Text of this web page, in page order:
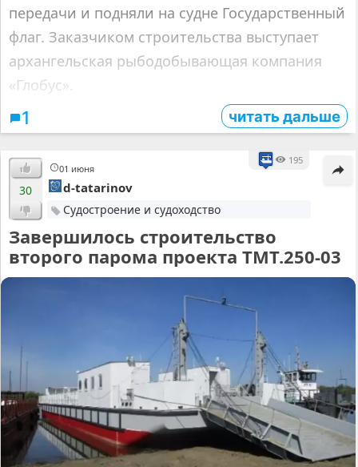
передачи и подняли на судне Государственный
флаг. Заказчиком строительства выступает
архангельская рыбодобывающая компания
«Глобус».
1 читать дальше
01 июня
195
30 d-tatarinov
Судостроение и судоходство
Завершилось строительство
второго парома проекта ТМТ.250-03